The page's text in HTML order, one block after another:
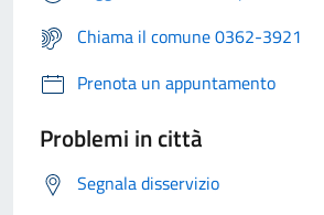
Chiama il comune 0362-3921
Prenota un appuntamento
Problemi in città
Segnala disservizio